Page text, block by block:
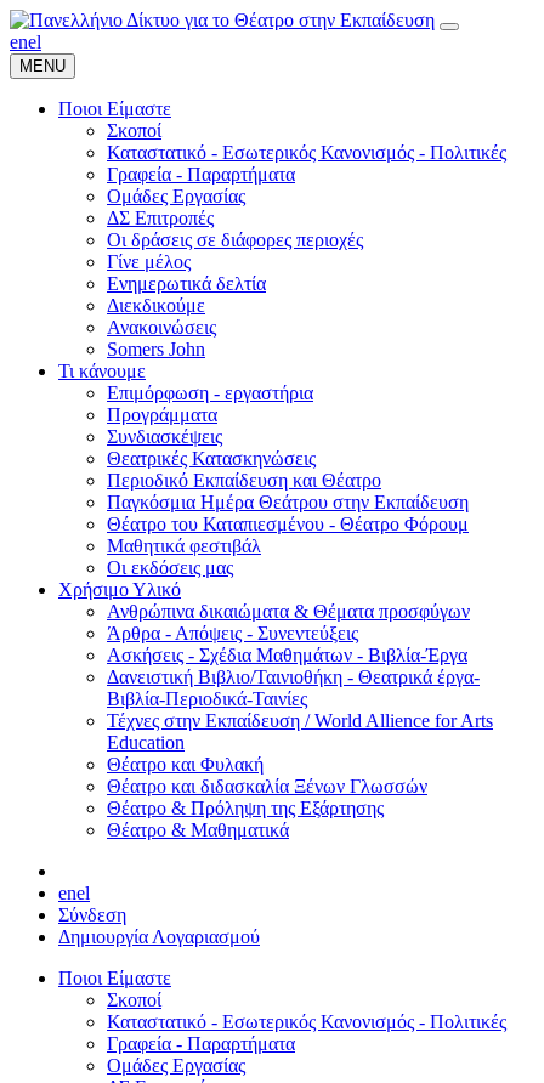
enel
MENU
Ποιοι Είμαστε
Σκοποί
Καταστατικό - Εσωτερικός Κανονισμός - Πολιτικές
Γραφεία - Παραρτήματα
Ομάδες Εργασίας
ΔΣ Επιτροπές
Οι δράσεις σε διάφορες περιοχές
Γίνε μέλος
Ενημερωτικά δελτία
Διεκδικούμε
Ανακοινώσεις
Somers John
Τι κάνουμε
Επιμόρφωση - εργαστήρια
Προγράμματα
Συνδιασκέψεις
Θεατρικές Κατασκηνώσεις
Περιοδικό Εκπαίδευση και Θέατρο
Παγκόσμια Ημέρα Θεάτρου στην Εκπαίδευση
Θέατρο του Καταπιεσμένου - Θέατρο Φόρουμ
Μαθητικά φεστιβάλ
Οι εκδόσεις μας
Χρήσιμο Υλικό
Ανθρώπινα δικαιώματα & Θέματα προσφύγων
Άρθρα - Απόψεις - Συνεντεύξεις
Ασκήσεις - Σχέδια Μαθημάτων - Βιβλία-Έργα
Δανειστική Βιβλιο/Ταινιοθήκη - Θεατρικά έργα-
Βιβλία-Περιοδικά-Ταινίες
Τέχνες στην Εκπαίδευση / World Allience for Arts
Education
Θέατρο και Φυλακή
Θέατρο και διδασκαλία Ξένων Γλωσσών
Θέατρο & Πρόληψη της Εξάρτησης
Θέατρο & Μαθηματικά
enel
Σύνδεση
Δημιουργία Λογαριασμού
Ποιοι Είμαστε
Σκοποί
Καταστατικό - Εσωτερικός Κανονισμός - Πολιτικές
Γραφεία - Παραρτήματα
Ομάδες Εργασίας